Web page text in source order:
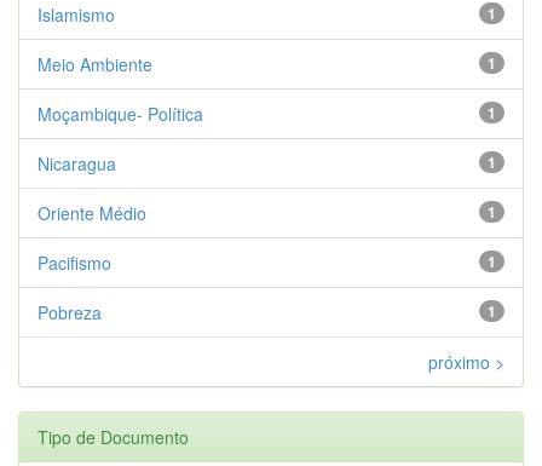
1
Islamismo
1
Meio Ambiente
1
Moçambique- Política
1
Nicaragua
1
Oriente Médio
1
Pacifismo
1
Pobreza
próximo >
Tipo de Documento